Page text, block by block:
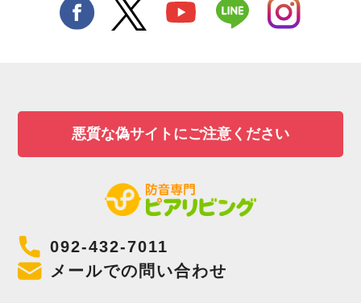
悪質な偽サイトにご注意ください
092-432-7011
メールでの問い合わせ